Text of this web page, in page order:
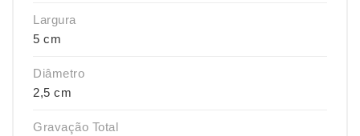
Largura
5 cm
Diâmetro
2,5 cm
Gravação Total